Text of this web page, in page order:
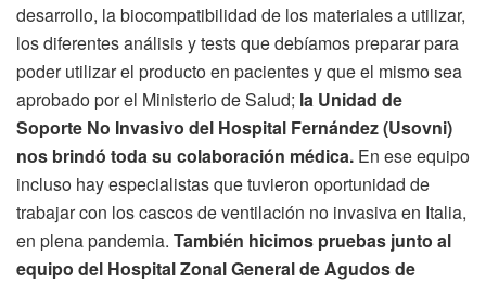
desarrollo, la biocompatibilidad de los materiales a utilizar,
los diferentes análisis y tests que debíamos preparar para
poder utilizar el producto en pacientes y que el mismo sea
aprobado por el Ministerio de Salud; la Unidad de
Soporte No Invasivo del Hospital Fernández (Usovni)
nos brindó toda su colaboración médica. En ese equipo
incluso hay especialistas que tuvieron oportunidad de
trabajar con los cascos de ventilación no invasiva en Italia,
en plena pandemia. También hicimos pruebas junto al
equipo del Hospital Zonal General de Agudos de